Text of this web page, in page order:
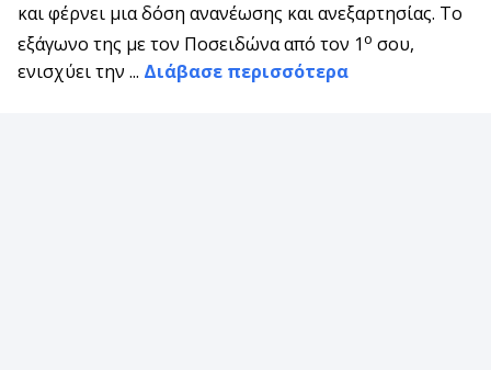
και φέρνει μια δόση ανανέωσης και ανεξαρτησίας. Το
εξάγωνο της με τον Ποσειδώνα από τον 1ο σου,
ενισχύει την ... Διάβασε περισσότερα